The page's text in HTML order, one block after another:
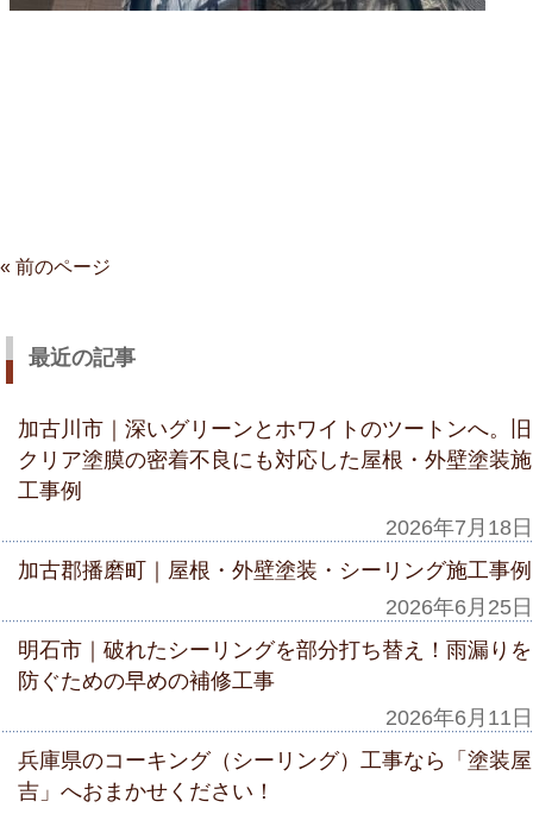
« 前のページ
最近の記事
加古川市｜深いグリーンとホワイトのツートンへ。旧
クリア塗膜の密着不良にも対応した屋根・外壁塗装施
工事例
2026年7月18日
加古郡播磨町｜屋根・外壁塗装・シーリング施工事例
2026年6月25日
明石市｜破れたシーリングを部分打ち替え！雨漏りを
防ぐための早めの補修工事
2026年6月11日
兵庫県のコーキング（シーリング）工事なら「塗装屋
吉」へおまかせください！